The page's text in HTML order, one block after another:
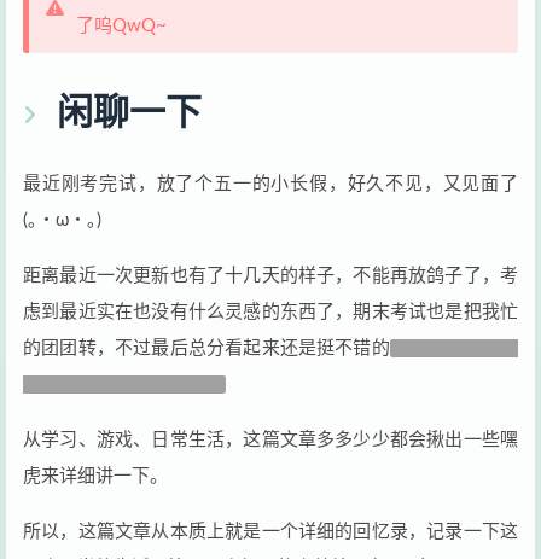
了呜QwQ~
闲聊一下
最近刚考完试，放了个五一的小长假，好久不见，又见面了
(｡・ω・｡)
距离最近一次更新也有了十几天的样子，不能再放鸽子了，考
虑到最近实在也没有什么灵感的东西了，期末考试也是把我忙
的团团转，不过最后总分看起来还是挺不错的
从学习、游戏、日常生活，这篇文章多多少少都会揪出一些嘿
虎来详细讲一下。
所以，这篇文章从本质上就是一个详细的回忆录，记录一下这